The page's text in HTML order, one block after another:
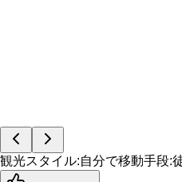
観光スタイル:自分で移動手段: